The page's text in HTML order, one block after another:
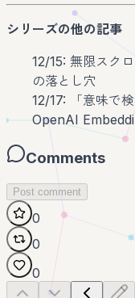
シリーズの他の記事
12/15: 無限スク
の落とし穴
12/17: 「意味で
OpenAI
Comments
Post comment
0
0
0